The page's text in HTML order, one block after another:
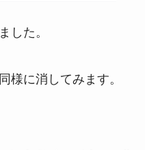
した。
様に消してみます。